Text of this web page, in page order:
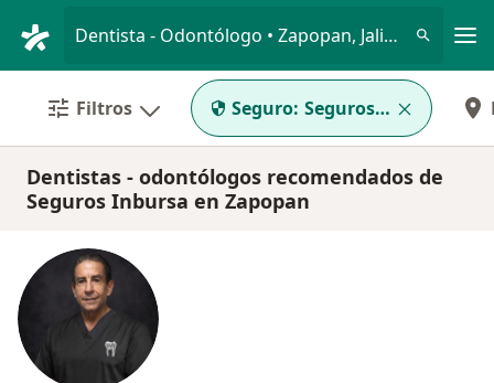
Dentista - Odontólogo • Zapopan, Jalisco
Filtros Seguro: Seguros Inbursa
Dentistas - odontólogos recomendados de
Seguros Inbursa en Zapopan